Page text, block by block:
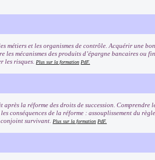
métiers et les organismes de contrôle. Acquérir une
les mécanismes des produits d’épargne bancaires ou
les risques. Plus sur la formation PdF.
la réforme des droits de succession. Comprendre
conséquences de la réforme : assouplissement du
conjoint survivant. Plus sur la formation PdF.